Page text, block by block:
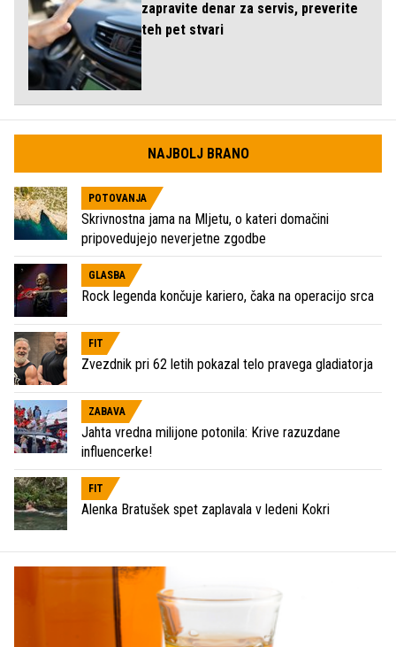
zapravite denar za servis, preverite
teh pet stvari
NAJBOLJ BRANO
POTOVANJA
Skrivnostna jama na Mljetu, o kateri domačini
pripovedujejo neverjetne zgodbe
GLASBA
Rock legenda končuje kariero, čaka na operacijo srca
FIT
Zvezdnik pri 62 letih pokazal telo pravega gladiatorja
ZABAVA
Jahta vredna milijone potonila: Krive razuzdane
influencerke!
FIT
Alenka Bratušek spet zaplavala v ledeni Kokri